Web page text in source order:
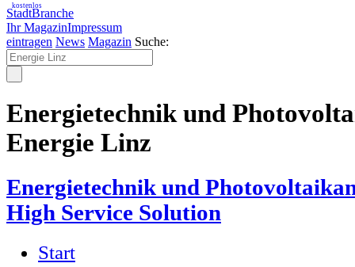
StadtBranche
Ihr MagazinImpressum
kostenlos
eintragen News Magazin Suche:
Energietechnik und
Energie Linz
Energietechnik und
High Service Solution
Start